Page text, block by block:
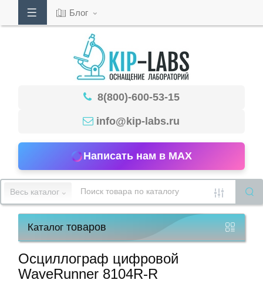
53-
15
работы
Блог
8(800)-600-53-15
info@kip-labs.ru
Написать нам в MAX
Весь каталог
Каталогтоваров
Осциллограф цифровой
WaveRunner 8104R-R